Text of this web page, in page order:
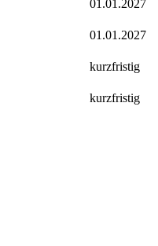
01.01.2027
01.01.2027
kurzfristig
kurzfristig